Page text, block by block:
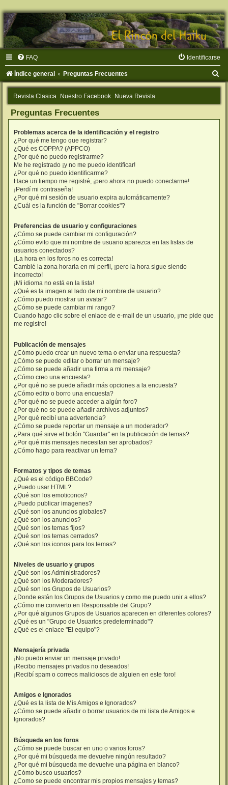
FAQ Identificarse
Índice general Preguntas Frecuentes
u
Revista Clasica Nuestro Facebook Nueva Revista
Preguntas Frecuentes
Problemas acerca de la identificación y el registro
¿Por qué me tengo que registrar?
¿Qué es COPPA? (APPCO)
¿Por qué no puedo registrarme?
Me he registrado ¡y no me puedo identificar!
¿Por qué no puedo identificarme?
Hace un tiempo me registré, ¡pero ahora no puedo conectarme!
¡Perdí mi contraseña!
¿Por qué mi sesión de usuario expira automáticamente?
¿Cuál es la función de "Borrar cookies"?
Preferencias de usuario y configuraciones
¿Cómo se puede cambiar mi configuración?
¿Cómo evito que mi nombre de usuario aparezca en las listas de
usuarios conectados?
¡La hora en los foros no es correcta!
Cambié la zona horaria en mi perfil, ¡pero la hora sigue siendo
incorrecto!
¡Mi idioma no está en la lista!
¿Qué es la imagen al lado de mi nombre de usuario?
¿Cómo puedo mostrar un avatar?
¿Cómo se puede cambiar mi rango?
Cuando hago clic sobre el enlace de e-mail de un usuario, ¡me pide que
me registre!
Publicación de mensajes
¿Cómo puedo crear un nuevo tema o enviar una respuesta?
¿Cómo se puede editar o borrar un mensaje?
¿Cómo se puede añadir una firma a mi mensaje?
¿Cómo creo una encuesta?
¿Por qué no se puede añadir más opciones a la encuesta?
¿Cómo edito o borro una encuesta?
¿Por qué no se puede acceder a algún foro?
¿Por qué no se puede añadir archivos adjuntos?
¿Por qué recibí una advertencia?
¿Cómo se puede reportar un mensaje a un moderador?
¿Para qué sirve el botón "Guardar" en la publicación de temas?
¿Por qué mis mensajes necesitan ser aprobados?
¿Cómo hago para reactivar un tema?
Formatos y tipos de temas
¿Qué es el código BBCode?
¿Puedo usar HTML?
¿Qué son los emoticonos?
¿Puedo publicar imagenes?
¿Qué son los anuncios globales?
¿Qué son los anuncios?
¿Qué son los temas fijos?
¿Qué son los temas cerrados?
¿Qué son los iconos para los temas?
Niveles de usuario y grupos
¿Qué son los Administradores?
¿Qué son los Moderadores?
¿Qué son los Grupos de Usuarios?
¿Donde están los Grupos de Usuarios y como me puedo unir a ellos?
¿Cómo me convierto en Responsable del Grupo?
¿Por qué algunos Grupos de Usuarios aparecen en diferentes colores?
¿Qué es un "Grupo de Usuarios predeterminado"?
¿Qué es el enlace "El equipo"?
Mensajería privada
¡No puedo enviar un mensaje privado!
¡Recibo mensajes privados no deseados!
¡Recibí spam o correos maliciosos de alguien en este foro!
Amigos e Ignorados
¿Qué es la lista de Mis Amigos e Ignorados?
¿Cómo se puede añadir o borrar usuarios de mi lista de Amigos e
Ignorados?
Búsqueda en los foros
¿Cómo se puede buscar en uno o varios foros?
¿Por qué mi búsqueda me devuelve ningún resultado?
¿Por qué mi búsqueda me devuelve una página en blanco?
¿Cómo busco usuarios?
¿Como se puede encontrar mis propios mensajes y temas?